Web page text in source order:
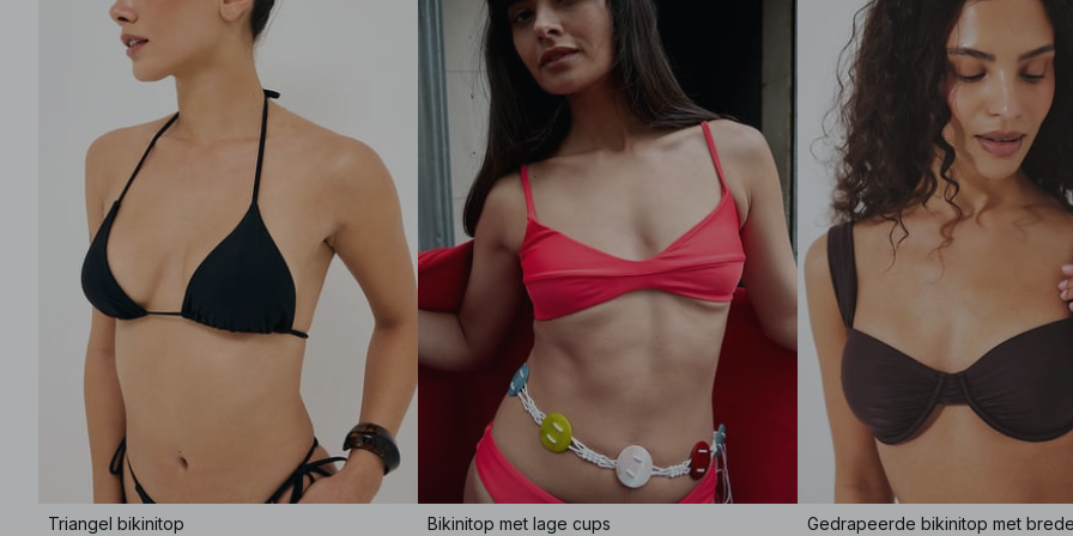
Triangel bikinitop
Bikinitop met lage cups
Gedrapeerde bikinitop met